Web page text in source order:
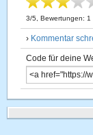
3/5 , Bewertungen: 1
› Kommentar
Code für deine